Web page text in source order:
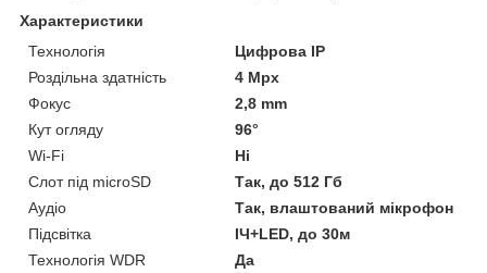
Характеристики
Технологія
Цифрова ІР
Роздільна здатність
4 Mpx
Фокус
2,8 mm
Кут огляду
96°
Wi-Fi
Ні
Слот під microSD
Так, до 512 Гб
Аудіо
Так, влаштований мікрофон
Підсвітка
ІЧ+LED, до 30м
Технологія WDR
Да